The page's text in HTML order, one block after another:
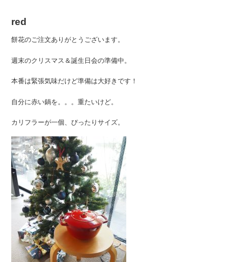
red
餅花のご注文ありがとうございます。
週末のクリスマス＆誕生日会の準備中。
本番は緊張気味だけど準備は大好きです！
自分に赤い鍋を。。。重たいけど。
カリフラーが一個、ぴったりサイズ。